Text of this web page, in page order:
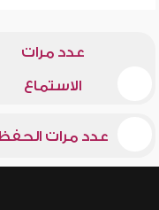
عدد مرات
الاستماع
عدد مرات